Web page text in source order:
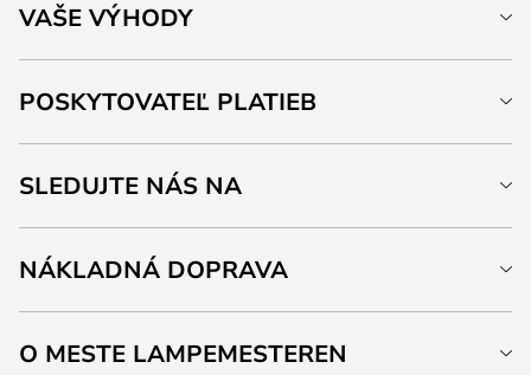
VAŠE VÝHODY
POSKYTOVATEĽ PLATIEB
SLEDUJTE NÁS NA
NÁKLADNÁ DOPRAVA
O MESTE LAMPEMESTEREN